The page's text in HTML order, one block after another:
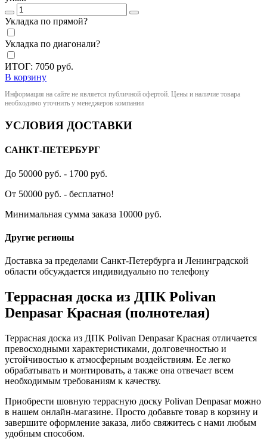
Укладка по прямой?
Укладка по диагонали?
ИТОГ: 7050 руб.
В корзину
Информация на сайте не является публичной офертой. Цены и наличие товара
необходимо уточнить у менеджеров компании
УСЛОВИЯ ДОСТАВКИ
САНКТ-ПЕТЕРБУРГ
До 50000 руб. - 1700 руб.
От 50000 руб. - бесплатно!
Минимальная сумма заказа 10000 руб.
Другие регионы
Доставка за пределами Санкт-Петербурга и Ленинградской
области обсуждается индивидуально по телефону
Террасная доска из ДПК Polivan
Denpasar Красная (полнотелая)
Террасная доска из ДПК Polivan Denpasar Красная отличается
превосходными характеристиками, долговечностью и
устойчивостью к атмосферным воздействиям. Ее легко
обрабатывать и монтировать, а также она отвечает всем
необходимым требованиям к качеству.
Приобрести шовную террасную доску Polivan Denpasar можно
в нашем онлайн-магазине. Просто добавьте товар в корзину и
завершите оформление заказа, либо свяжитесь с нами любым
удобным способом.